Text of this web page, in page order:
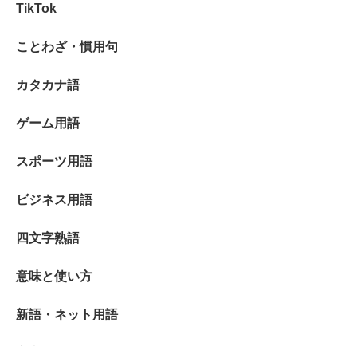
TikTok
ことわざ・慣用句
カタカナ語
ゲーム用語
スポーツ用語
ビジネス用語
四文字熟語
意味と使い方
新語・ネット用語